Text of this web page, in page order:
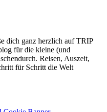
dich ganz herzlich auf TRIP
für die kleine (und
Reisen, Auszeit,
für Schritt die Welt